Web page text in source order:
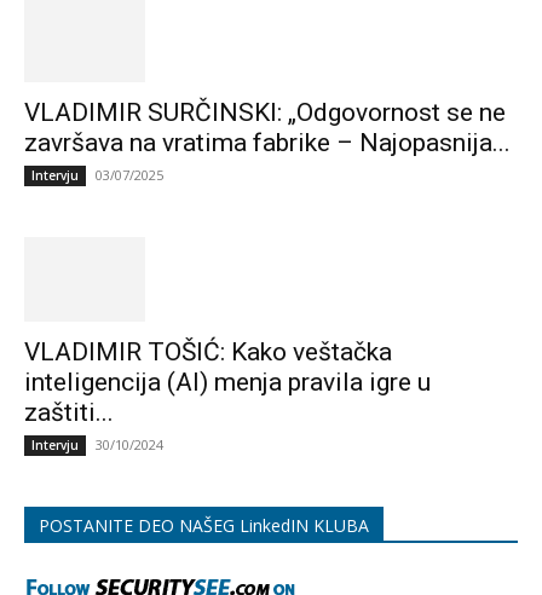
VLADIMIR SURČINSKI: „Odgovornost se ne
završava na vratima fabrike – Najopasnija...
Intervju 03/07/2025
VLADIMIR TOŠIĆ: Kako veštačka
inteligencija (AI) menja pravila igre u
zaštiti...
Intervju 30/10/2024
POSTANITE DEO NAŠEG LinkedIN KLUBA